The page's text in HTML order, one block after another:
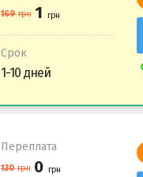
Срок
1-10 дней
Переплата